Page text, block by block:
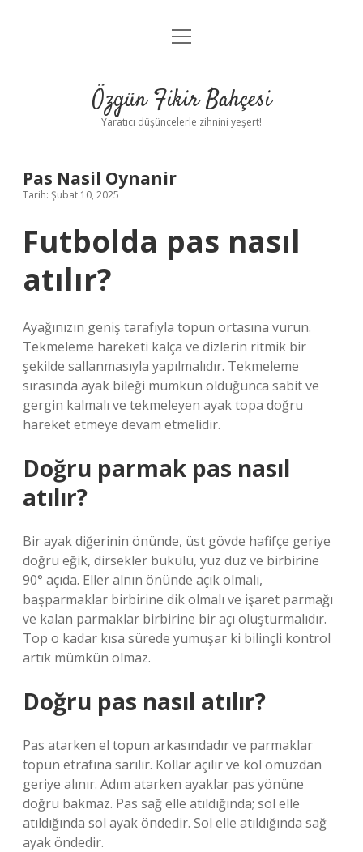
Anasayfa
Yasal Uyarı
menüyü
Özgün Fikir Bahçesi
Yaratıcı düşüncelerle zihnini yeşert!
Pas Nasil Oynanir
Tarih: Şubat 10, 2025
Futbolda pas nasıl
atılır?
Ayağınızın geniş tarafıyla topun ortasına vurun.
Tekmeleme hareketi kalça ve dizlerin ritmik bir
şekilde sallanmasıyla yapılmalıdır. Tekmeleme
sırasında ayak bileği mümkün olduğunca sabit ve
gergin kalmalı ve tekmeleyen ayak topa doğru
hareket etmeye devam etmelidir.
Doğru parmak pas nasıl
atılır?
Bir ayak diğerinin önünde, üst gövde hafifçe geriye
doğru eğik, dirsekler bükülü, yüz düz ve birbirine
90° açıda. Eller alnın önünde açık olmalı,
başparmaklar birbirine dik olmalı ve işaret parmağı
ve kalan parmaklar birbirine bir açı oluşturmalıdır.
Top o kadar kısa sürede yumuşar ki bilinçli kontrol
artık mümkün olmaz.
Doğru pas nasıl atılır?
Pas atarken el topun arkasındadır ve parmaklar
topun etrafına sarılır. Kollar açılır ve kol omuzdan
geriye alınır. Adım atarken ayaklar pas yönüne
doğru bakmaz. Pas sağ elle atıldığında; sol elle
atıldığında sol ayak öndedir. Sol elle atıldığında sağ
ayak öndedir.